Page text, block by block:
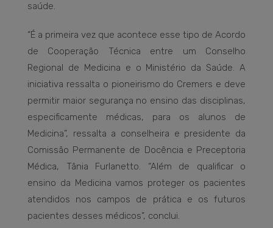
saúde.
“É a primeira vez que acontece esse tipo de Acordo
de Cooperação Técnica entre um Conselho
Regional de Medicina e o Ministério da Saúde. A
iniciativa ressalta o pioneirismo do Cremers e deve
permitir maior segurança no ensino das disciplinas,
especificamente médicas, para os alunos de
Medicina”, ressalta a conselheira e presidente da
Comissão Permanente de Docência e Preceptoria
Médica, Tânia Furlanetto. “Além de qualificar o
ensino da Medicina vamos proteger os pacientes
atendidos nos campos de prática e os futuros
pacientes desses médicos”, conclui.